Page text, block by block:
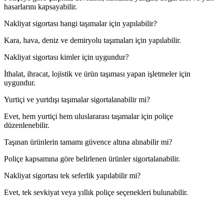
hasarlarını kapsayabilir.
Nakliyat sigortası hangi taşımalar için yapılabilir?
Kara, hava, deniz ve demiryolu taşımaları için yapılabilir.
Nakliyat sigortası kimler için uygundur?
İthalat, ihracat, lojistik ve ürün taşıması yapan işletmeler için
uygundur.
Yurtiçi ve yurtdışı taşımalar sigortalanabilir mi?
Evet, hem yurtiçi hem uluslararası taşımalar için poliçe
düzenlenebilir.
Taşınan ürünlerin tamamı güvence altına alınabilir mi?
Poliçe kapsamına göre belirlenen ürünler sigortalanabilir.
Nakliyat sigortası tek seferlik yapılabilir mi?
Evet, tek sevkiyat veya yıllık poliçe seçenekleri bulunabilir.